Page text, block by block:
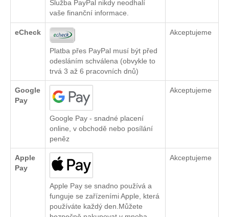
Služba PayPal nikdy neodhalí
vaše finanční informace.
eCheck
Platba přes PayPal musí být před
odesláním schválena (obvykle to
trvá 3 až 6 pracovních dnů)
Akceptujeme
Google
Pay
Google Pay - snadné placení
online, v obchodě nebo posílání
peněz
Akceptujeme
Apple
Pay
Apple Pay se snadno používá a
funguje se zařízeními Apple, která
používáte každý den.Můžete
Akceptujeme